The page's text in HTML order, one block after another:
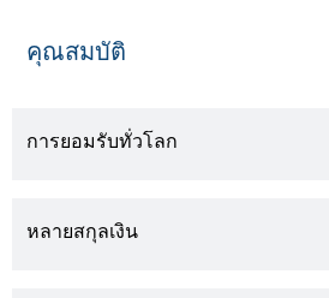
คุณสมบัติ
การยอมรับทั่วโลก
หลายสกุลเงิน